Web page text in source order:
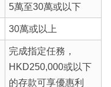
5萬至30萬或以下
30萬或以上
完成指定任務，
HKD250,000或以下
的存款可享優惠利